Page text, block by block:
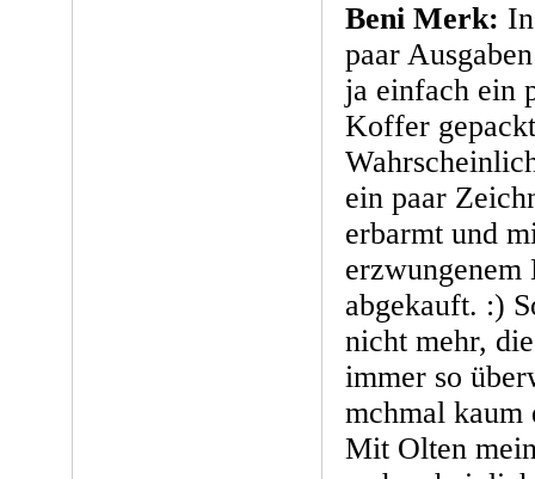
Beni Merk:
paar
ja einfach ein
Koffer
ein paar
erbarmt und
abgekauft. :)
nicht mehr,
immer so
mchmal kaum
Mit Olten